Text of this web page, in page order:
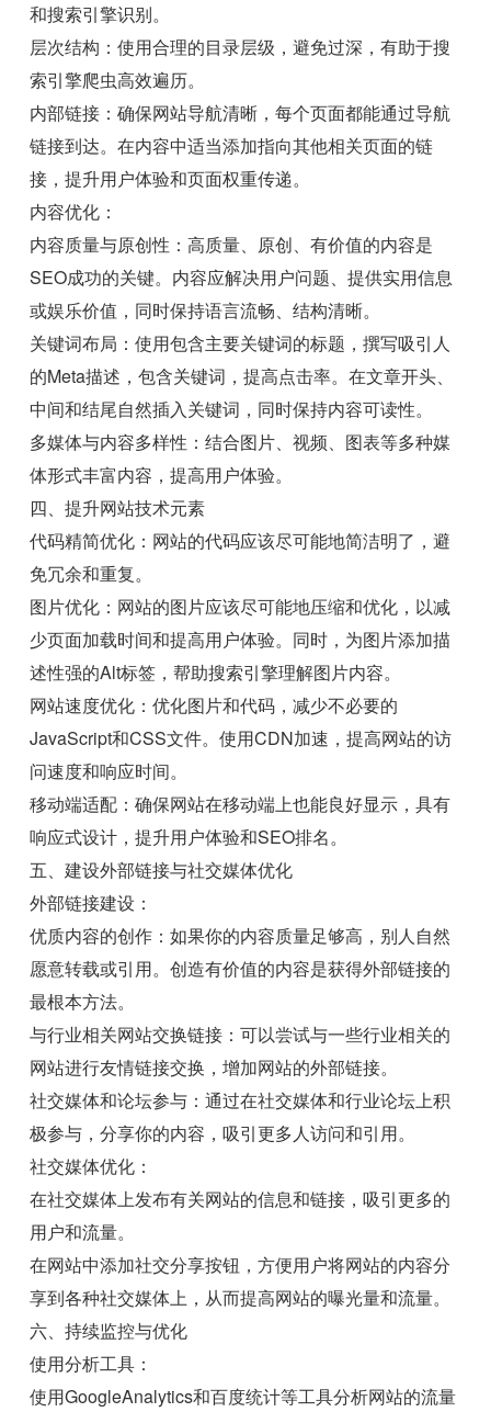
和搜索引擎识别。
层次结构：使用合理的目录层级，避免过深，有助于搜
索引擎爬虫高效遍历。
内部链接：确保网站导航清晰，每个页面都能通过导航
链接到达。在内容中适当添加指向其他相关页面的链
接，提升用户体验和页面权重传递。
内容优化：
内容质量与原创性：高质量、原创、有价值的内容是
SEO成功的关键。内容应解决用户问题、提供实用信息
或娱乐价值，同时保持语言流畅、结构清晰。
关键词布局：使用包含主要关键词的标题，撰写吸引人
的Meta描述，包含关键词，提高点击率。在文章开头、
中间和结尾自然插入关键词，同时保持内容可读性。
多媒体与内容多样性：结合图片、视频、图表等多种媒
体形式丰富内容，提高用户体验。
四、提升网站技术元素
代码精简优化：网站的代码应该尽可能地简洁明了，避
免冗余和重复。
图片优化：网站的图片应该尽可能地压缩和优化，以减
少页面加载时间和提高用户体验。同时，为图片添加描
述性强的Alt标签，帮助搜索引擎理解图片内容。
网站速度优化：优化图片和代码，减少不必要的
JavaScript和CSS文件。使用CDN加速，提高网站的访
问速度和响应时间。
移动端适配：确保网站在移动端上也能良好显示，具有
响应式设计，提升用户体验和SEO排名。
五、建设外部链接与社交媒体优化
外部链接建设：
优质内容的创作：如果你的内容质量足够高，别人自然
愿意转载或引用。创造有价值的内容是获得外部链接的
最根本方法。
与行业相关网站交换链接：可以尝试与一些行业相关的
网站进行友情链接交换，增加网站的外部链接。
社交媒体和论坛参与：通过在社交媒体和行业论坛上积
极参与，分享你的内容，吸引更多人访问和引用。
社交媒体优化：
在社交媒体上发布有关网站的信息和链接，吸引更多的
用户和流量。
在网站中添加社交分享按钮，方便用户将网站的内容分
享到各种社交媒体上，从而提高网站的曝光量和流量。
六、持续监控与优化
使用分析工具：
使用GoogleAnalytics和百度统计等工具分析网站的流量